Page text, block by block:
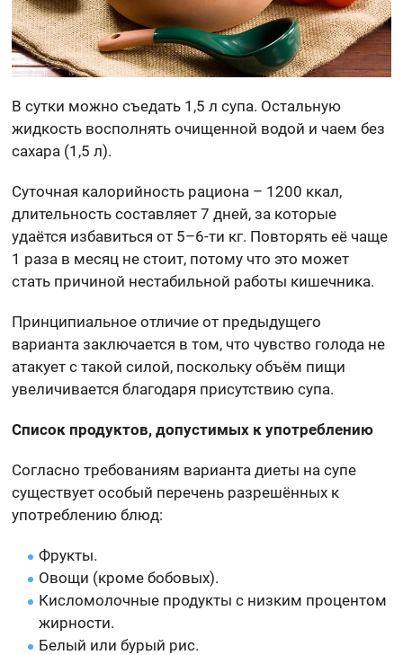
В сутки можно съедать 1,5 л супа. Остальную
жидкость восполнять очищенной водой и чаем без
сахара (1,5 л).
Суточная калорийность рациона – 1200 ккал,
длительность составляет 7 дней, за которые
удаётся избавиться от 5–6-ти кг. Повторять её чаще
1 раза в месяц не стоит, потому что это может
стать причиной нестабильной работы кишечника.
Принципиальное отличие от предыдущего
варианта заключается в том, что чувство голода не
атакует с такой силой, поскольку объём пищи
увеличивается благодаря присутствию супа.
Список продуктов, допустимых к употреблению
Согласно требованиям варианта диеты на супе
существует особый перечень разрешённых к
употреблению блюд:
Фрукты.
Овощи (кроме бобовых).
Кисломолочные продукты с низким процентом
жирности.
Белый или бурый рис.